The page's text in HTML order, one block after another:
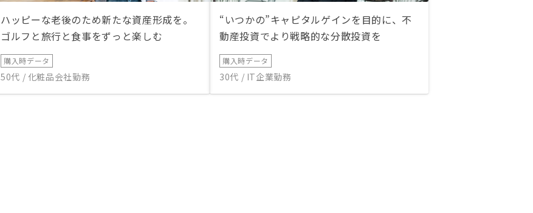
ハッピーな老後のため新たな資産形成を。
ゴルフと旅行と食事をずっと楽しむ
購入時データ
50代 / 化粧品会社勤務
“いつかの”キャピタルゲインを目的に、不
動産投資でより戦略的な分散投資を
購入時データ
30代 / IT企業勤務